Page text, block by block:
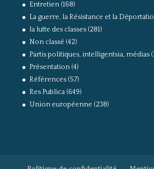
Entretien(168)
La guerre, la Résistance et la
la lutte des classes(281)
Non classé (42)
Partis politiques, intelligentsia, médias
Présentation(4)
Références(57)
Res Publica(649)
Union européenne (238)